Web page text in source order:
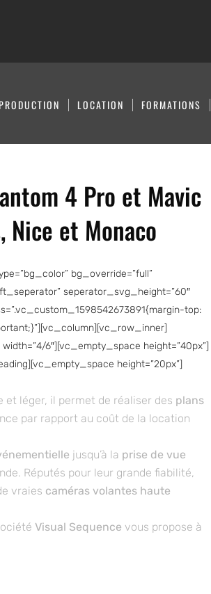
LOCATION FORMATIONS
4 Pro et Mavic
Nice et Monaco
bg_override=”full”
seperator_svg_height=”60″
top:
6″][vc_empty_space height=”40px”]
height=”20px”]
et léger, il permet de réaliser des plans
par rapport au coût de la location
jusqu’à la prise de vue
Réputés pour leur grande fiabilité,
vraies caméras volantes haute
Visual Sequence vous propose à